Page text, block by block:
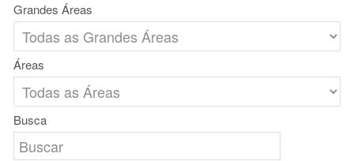
Grandes Áreas
Áreas
Busca